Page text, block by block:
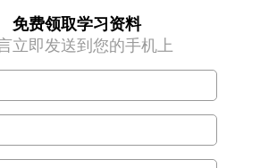
免费领取学习资料
立即发送到您的手机上